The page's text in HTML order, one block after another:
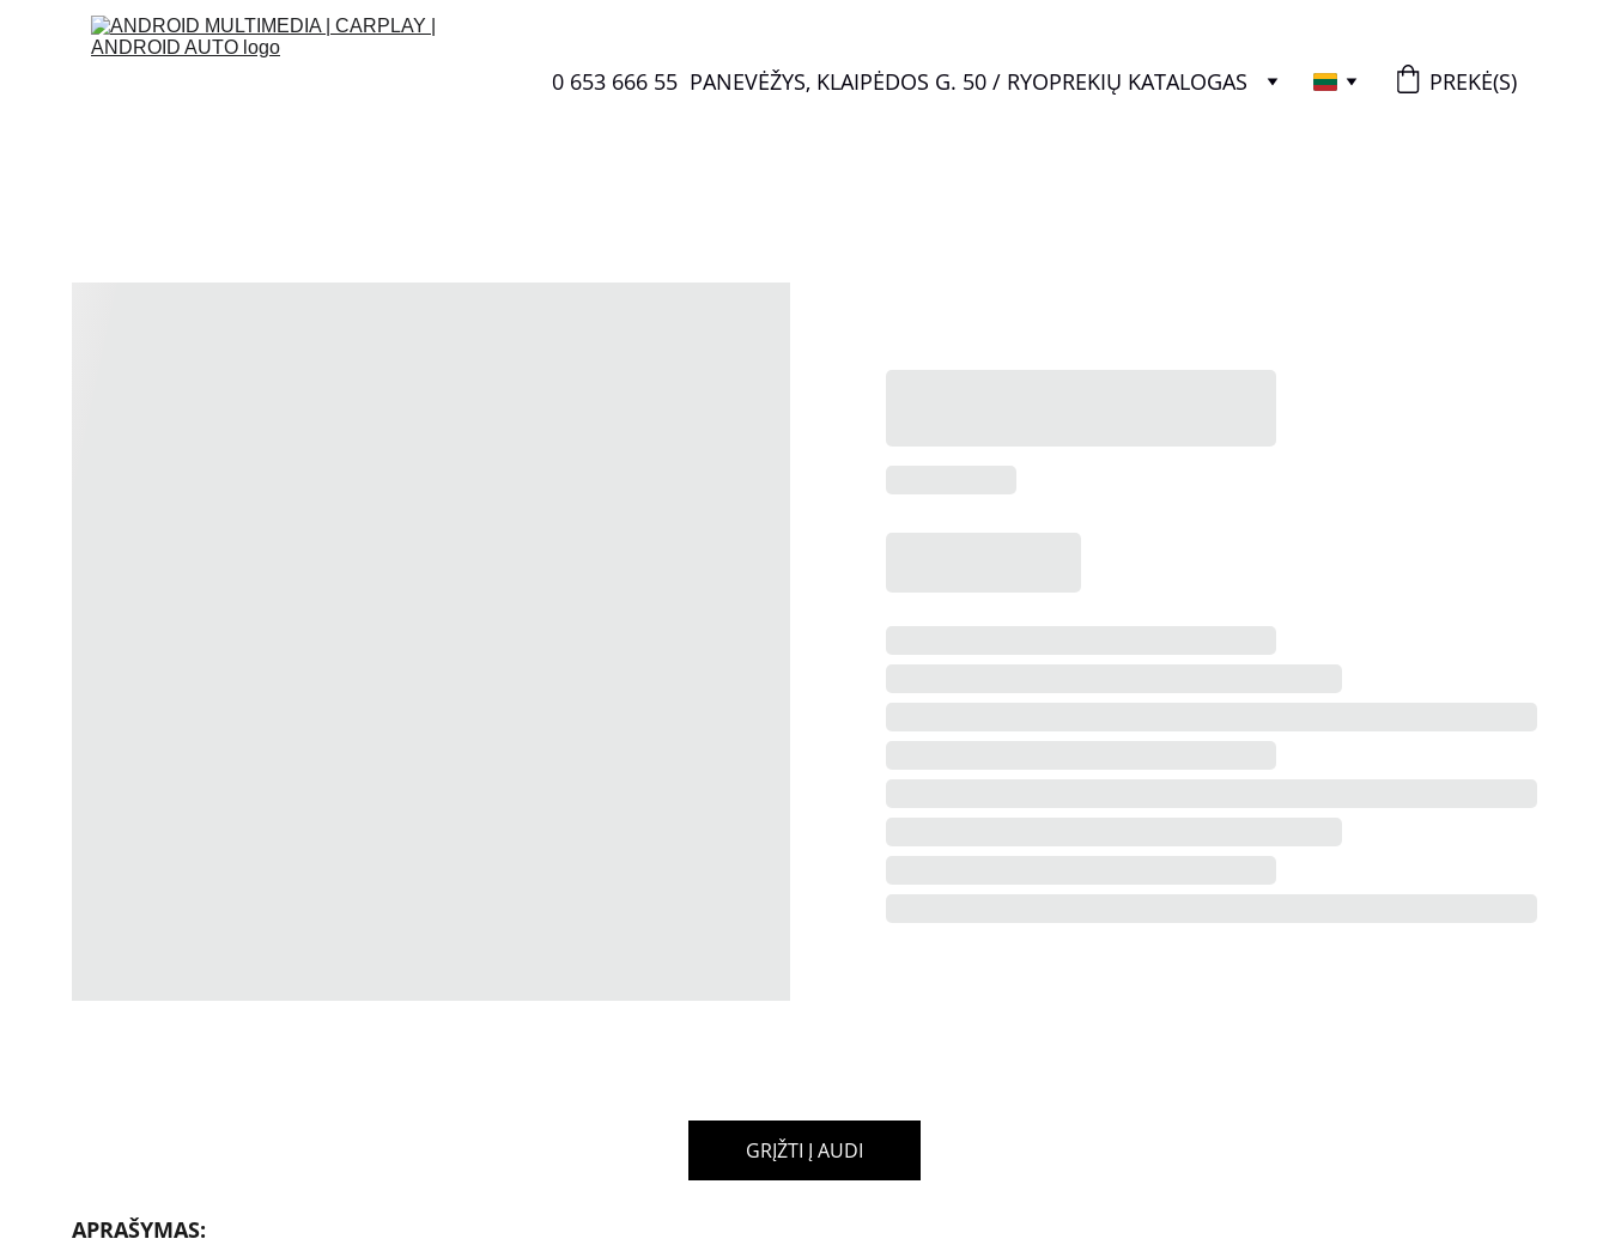
0 653 666 55  PANEVĖŽYS, KLAIPĖDOS G. 50 / RYOPREKIŲ KATALOGAS PREKĖ(S)
APRAŠYMAS:
GRĮŽTI Į AUDI